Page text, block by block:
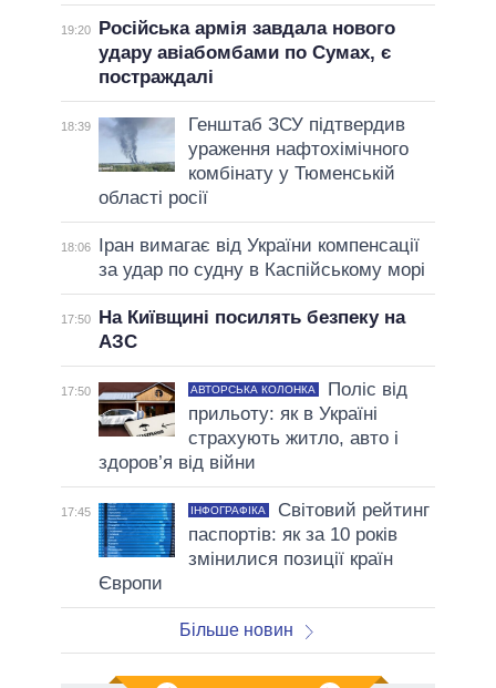
19:20
Російська армія завдала нового
удару авіабомбами по Сумах, є
постраждалі
18:39
Генштаб ЗСУ підтвердив
ураження нафтохімічного
комбінату у Тюменській
області росії
18:06
Іран вимагає від України компенсації
за удар по судну в Каспійському морі
17:50
На Київщині посилять безпеку на
АЗС
17:50 АВТОРСЬКА КОЛОНКА
Поліс від
прильоту: як в Україні
страхують житло, авто і
здоров’я від війни
17:45 ІНФОГРАФІКА
Світовий рейтинг
паспортів: як за 10 років
змінилися позиції країн
Європи
Більше новин